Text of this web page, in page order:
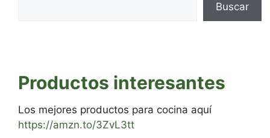
Buscar
Productos interesantes
Los mejores productos para cocina aquí
https://amzn.to/3ZvL3tt